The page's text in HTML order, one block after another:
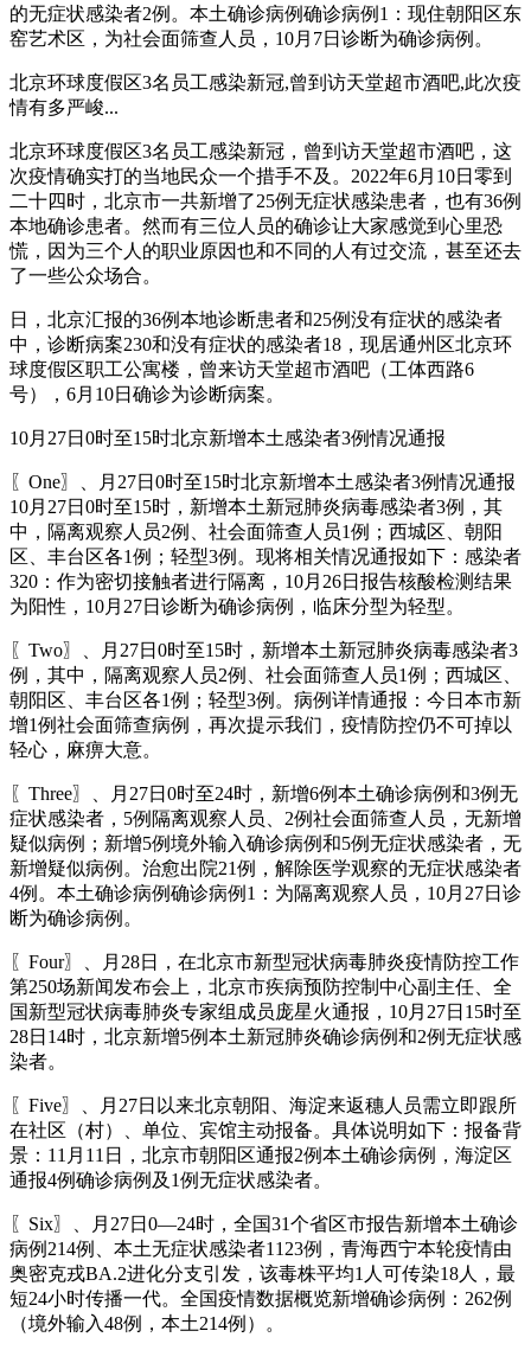
的无症状感染者2例。本土确诊病例确诊病例1：现住朝阳区东
窑艺术区，为社会面筛查人员，10月7日诊断为确诊病例。
北京环球度假区3名员工感染新冠,曾到访天堂超市酒吧,此次疫
情有多严峻...
北京环球度假区3名员工感染新冠，曾到访天堂超市酒吧，这
次疫情确实打的当地民众一个措手不及。2022年6月10日零到
二十四时，北京市一共新增了25例无症状感染患者，也有36例
本地确诊患者。然而有三位人员的确诊让大家感觉到心里恐
慌，因为三个人的职业原因也和不同的人有过交流，甚至还去
了一些公众场合。
日，北京汇报的36例本地诊断患者和25例没有症状的感染者
中，诊断病案230和没有症状的感染者18，现居通州区北京环
球度假区职工公寓楼，曾来访天堂超市酒吧（工体西路6
号），6月10日确诊为诊断病案。
10月27日0时至15时北京新增本土感染者3例情况通报
〖One〗、月27日0时至15时北京新增本土感染者3例情况通报
10月27日0时至15时，新增本土新冠肺炎病毒感染者3例，其
中，隔离观察人员2例、社会面筛查人员1例；西城区、朝阳
区、丰台区各1例；轻型3例。现将相关情况通报如下：感染者
320：作为密切接触者进行隔离，10月26日报告核酸检测结果
为阳性，10月27日诊断为确诊病例，临床分型为轻型。
〖Two〗、月27日0时至15时，新增本土新冠肺炎病毒感染者3
例，其中，隔离观察人员2例、社会面筛查人员1例；西城区、
朝阳区、丰台区各1例；轻型3例。病例详情通报：今日本市新
增1例社会面筛查病例，再次提示我们，疫情防控仍不可掉以
轻心，麻痹大意。
〖Three〗、月27日0时至24时，新增6例本土确诊病例和3例无
症状感染者，5例隔离观察人员、2例社会面筛查人员，无新增
疑似病例；新增5例境外输入确诊病例和5例无症状感染者，无
新增疑似病例。治愈出院21例，解除医学观察的无症状感染者
4例。本土确诊病例确诊病例1：为隔离观察人员，10月27日诊
断为确诊病例。
〖Four〗、月28日，在北京市新型冠状病毒肺炎疫情防控工作
第250场新闻发布会上，北京市疾病预防控制中心副主任、全
国新型冠状病毒肺炎专家组成员庞星火通报，10月27日15时至
28日14时，北京新增5例本土新冠肺炎确诊病例和2例无症状感
染者。
〖Five〗、月27日以来北京朝阳、海淀来返穗人员需立即跟所
在社区（村）、单位、宾馆主动报备。具体说明如下：报备背
景：11月11日，北京市朝阳区通报2例本土确诊病例，海淀区
通报4例确诊病例及1例无症状感染者。
〖Six〗、月27日0—24时，全国31个省区市报告新增本土确诊
病例214例、本土无症状感染者1123例，青海西宁本轮疫情由
奥密克戎BA.2进化分支引发，该毒株平均1人可传染18人，最
短24小时传播一代。全国疫情数据概览新增确诊病例：262例
（境外输入48例，本土214例）。